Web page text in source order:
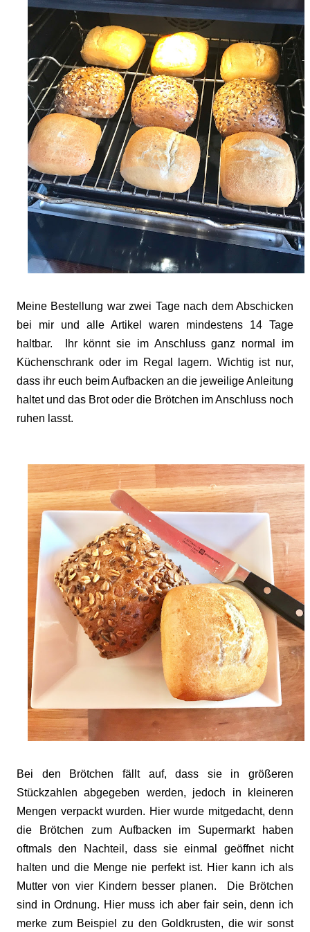
Meine Bestellung war zwei Tage nach dem Abschicken
bei mir und alle Artikel waren mindestens 14 Tage
haltbar. Ihr könnt sie im Anschluss ganz normal im
Küchenschrank oder im Regal lagern. Wichtig ist nur,
dass ihr euch beim Aufbacken an die jeweilige Anleitung
haltet und das Brot oder die Brötchen im Anschluss noch
ruhen lasst.
Bei den Brötchen fällt auf, dass sie in größeren
Stückzahlen abgegeben werden, jedoch in kleineren
Mengen verpackt wurden. Hier wurde mitgedacht, denn
die Brötchen zum Aufbacken im Supermarkt haben
oftmals den Nachteil, dass sie einmal geöffnet nicht
halten und die Menge nie perfekt ist. Hier kann ich als
Mutter von vier Kindern besser planen. Die Brötchen
sind in Ordnung. Hier muss ich aber fair sein, denn ich
merke zum Beispiel zu den Goldkrusten, die wir sonst